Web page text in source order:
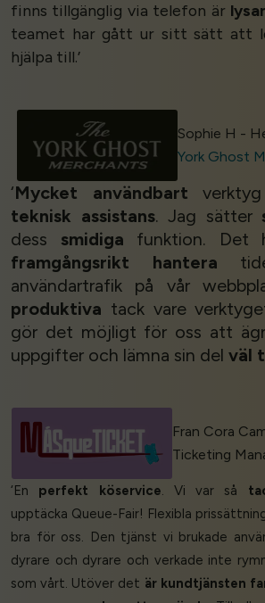
finns tillgänglig via telefon är
teamet har gått ur sitt sätt att
hjälpa till.’
Sophie H -
York Ghost
‘Mycket användbart
teknisk assistans. Jag sätter
dess smidiga funktion. Det
framgångsrikt hantera
användartrafik på vår
produktiva tack vare
gör det möjligt för oss att
uppgifter och lämna sin del väl
Fran Cora
Ticketing
‘En perfekt köservice. Vi var så
upptäcka Queue-Fair! Flexibla
bra för oss. Den tjänst vi brukade
dyrare och dyrare och verkade inte
som vårt. Utöver det är kundtjänsten